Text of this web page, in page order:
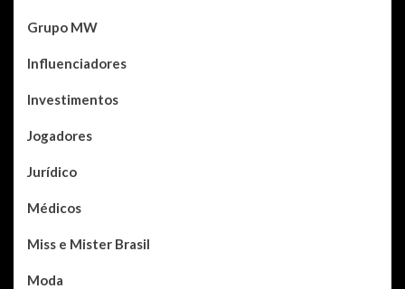
Grupo MW
Influenciadores
Investimentos
Jogadores
Jurídico
Médicos
Miss e Mister Brasil
Moda